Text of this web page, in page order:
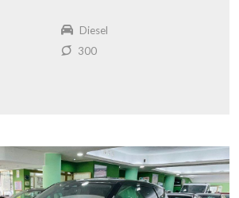
Diesel
300